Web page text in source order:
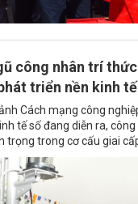
công nhân trí
triển nền kinh
Cách mạng công
tế số đang diễn ra,
trong cơ cấu giai cấp